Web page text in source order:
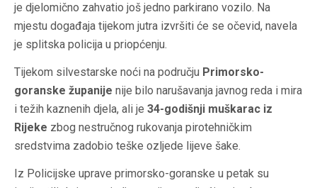
je djelomično zahvatio još jedno parkirano vozilo. Na
mjestu događaja tijekom jutra izvršiti će se očevid, navela
je splitska policija u priopćenju.
Tijekom silvestarske noći na području Primorsko-
goranske županije nije bilo narušavanja javnog reda i mira
i težih kaznenih djela, ali je 34-godišnji muškarac iz
Rijeke zbog nestručnog rukovanja pirotehničkim
sredstvima zadobio teške ozljede lijeve šake.
Iz Policijske uprave primorsko-goranske u petak su